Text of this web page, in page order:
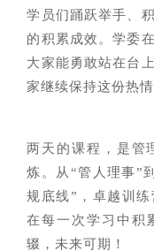
学员们踊跃举手、
的积累成效。学委
大家能勇敢站在台
家继续保持这份热
两天的课程，是管
炼。从“管人理事”到
规底线”，卓越训
在每一次学习中积
辍，未来可期！